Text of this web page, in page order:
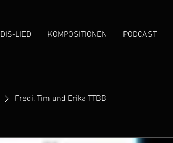
DIS-LIED KOMPOSITIONEN PODCAST
Fredi, Tim und Erika TTBB